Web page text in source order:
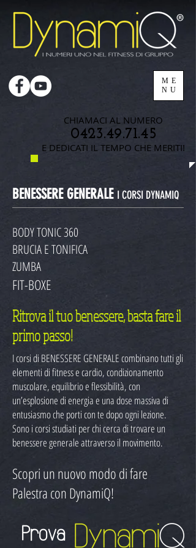
CHIAMACI AL NUMERO
0423.49.71.45
E DEDICATI IL TEMPO CHE MERITI!
ME
NU
BENESSERE GENERALE I CORSI DYNAMIQ
BODY TONIC 360
BRUCIA E TONIFICA
ZUMBA
FIT-BOXE
Ritrova il tuo benessere, basta fare il
primo passo!
I corsi di BENESSERE GENERALE combinano tutti gli
elementi di fitness e cardio, condizionamento
muscolare, equilibrio e flessibilità, con
un’esplosione di energia e una dose massiva di
entusiasmo che porti con te dopo ogni lezione.
Sono i corsi studiati per chi cerca di trovare un
benessere generale attraverso il movimento.
Scopri un nuovo modo di fare
Palestra con DynamiQ!
Prova